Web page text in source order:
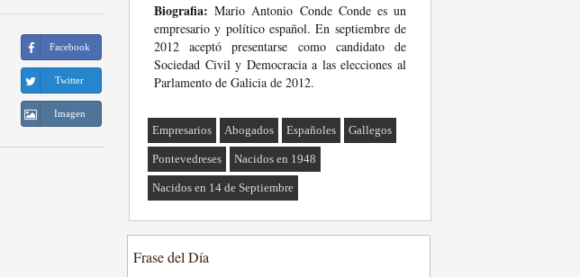
Facebook
Twitter
Imagen
Biografia: Mario Antonio Conde Conde es un
empresario y político español. En septiembre de
2012 aceptó presentarse como candidato de
Sociedad Civil y Democracia a las elecciones al
Parlamento de Galicia de 2012.
Empresarios Abogados Españoles Gallegos
Pontevedreses Nacidos en 1948
Nacidos en 14 de Septiembre
Frase del Día